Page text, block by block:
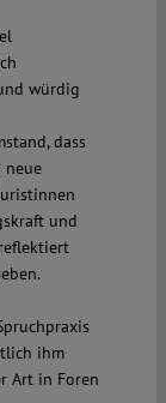
würdig
dass
neue
und
ihm
Art in Foren